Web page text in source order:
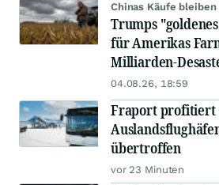
Chinas Käufe bleiben
Trumps
für Amerikas
Milliarden-
04.08.26, 18:59
Fraport profitiert
übertroffen
vor 23 Minuten